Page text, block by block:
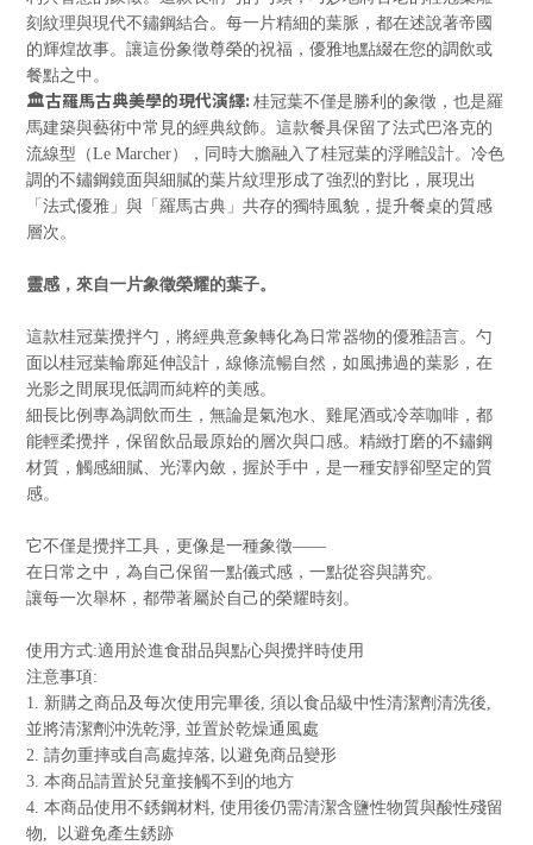
刻紋理與現代不鏽鋼結合。每一片精細的葉脈，都在述說著帝國
的輝煌故事。讓這份象徵尊榮的祝福，優雅地點綴在您的調飲或
餐點之中。
🏛️古羅馬古典美學的現代演繹: 桂冠葉不僅是勝利的象徵，也是羅
馬建築與藝術中常見的經典紋飾。這款餐具保留了法式巴洛克的
流線型（Le Marcher），同時大膽融入了桂冠葉的浮雕設計。冷色
調的不鏽鋼鏡面與細膩的葉片紋理形成了強烈的對比，展現出
「法式優雅」與「羅馬古典」共存的獨特風貌，提升餐桌的質感
層次。
靈感，來自一片象徵榮耀的葉子。
這款桂冠葉攪拌勺，將經典意象轉化為日常器物的優雅語言。勺
面以桂冠葉輪廓延伸設計，線條流暢自然，如風拂過的葉影，在
光影之間展現低調而純粹的美感。
細長比例專為調飲而生，無論是氣泡水、雞尾酒或冷萃咖啡，都
能輕柔攪拌，保留飲品最原始的層次與口感。精緻打磨的不鏽鋼
材質，觸感細膩、光澤內斂，握於手中，是一種安靜卻堅定的質
感。
它不僅是攪拌工具，更像是一種象徵——
在日常之中，為自己保留一點儀式感，一點從容與講究。
讓每一次舉杯，都帶著屬於自己的榮耀時刻。
使用方式:適用於進食甜品與點心與攪拌時使用
注意事項:
1. 新購之商品及每次使用完畢後, 須以食品級中性清潔劑清洗後,
並將清潔劑沖洗乾淨, 並置於乾燥通風處
2. 請勿重摔或自高處掉落, 以避免商品變形
3. 本商品請置於兒童接觸不到的地方
4. 本商品使用不銹鋼材料, 使用後仍需清潔含鹽性物質與酸性殘留
物,
以避免產生銹跡